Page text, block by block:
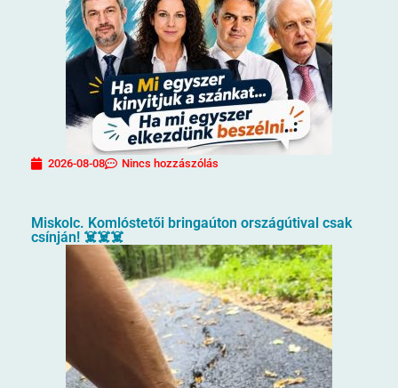
2026-08-08 Nincs hozzászólás
Miskolc. Komlóstetői bringaúton országútival csak
csínján! ☠️☠️☠️